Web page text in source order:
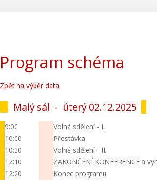
Program schéma
Zpět na výběr data
Malý sál - úterý 02.12.2025
9:00
Volná sdělení - I.
10:00
Přestávka
10:30
Volná sdělení - II.
12:10
ZAKONČENÍ KONFERENCE a
12:20
Konec programu